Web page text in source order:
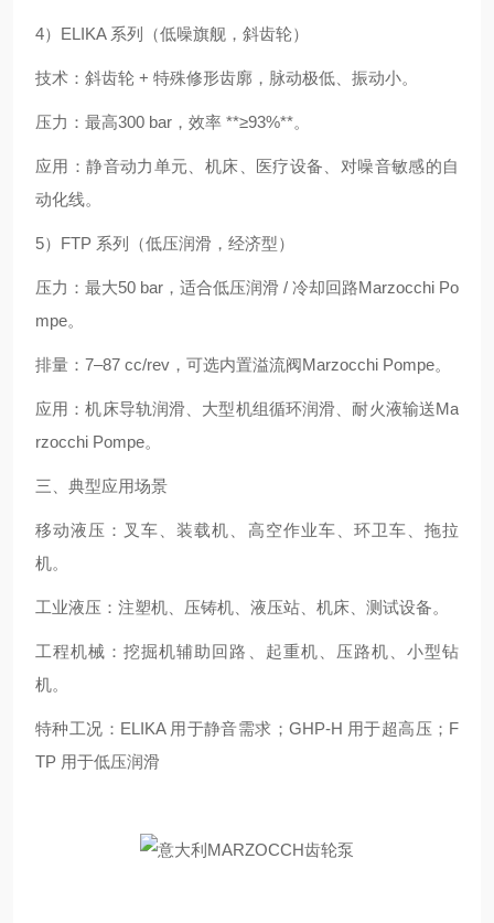
4）ELIKA 系列（低噪旗舰，斜齿轮）
技术：斜齿轮 + 特殊修形齿廓，脉动极低、振动小。
压力：最高300 bar，效率 **≥93%**。
应用：静音动力单元、机床、医疗设备、对噪音敏感的自
动化线。
5）FTP 系列（低压润滑，经济型）
压力：最大50 bar，适合低压润滑 / 冷却回路Marzocchi Po
mpe。
排量：7–87 cc/rev，可选内置溢流阀Marzocchi Pompe。
应用：机床导轨润滑、大型机组循环润滑、耐火液输送Ma
rzocchi Pompe。
三、典型应用场景
移动液压：叉车、装载机、高空作业车、环卫车、拖拉
机。
工业液压：注塑机、压铸机、液压站、机床、测试设备。
工程机械：挖掘机辅助回路、起重机、压路机、小型钻
机。
特种工况：ELIKA 用于静音需求；GHP‑H 用于超高压；F
TP 用于低压润滑